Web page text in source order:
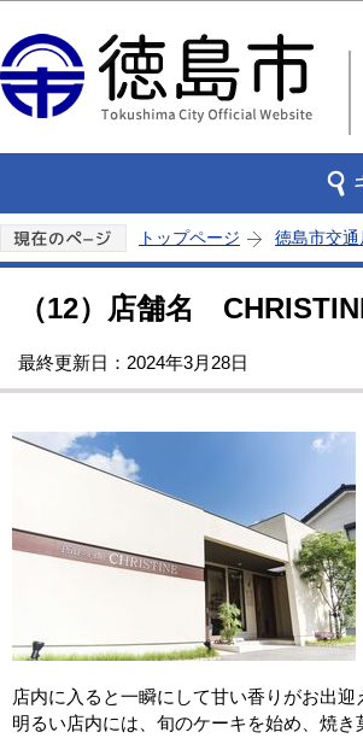
トップページ 徳島市交通
（12）店舗名
最終更新日：2024年3月28日
店内に入ると一瞬にして甘い香りがお出
明るい店内には、旬のケーキを始め、焼